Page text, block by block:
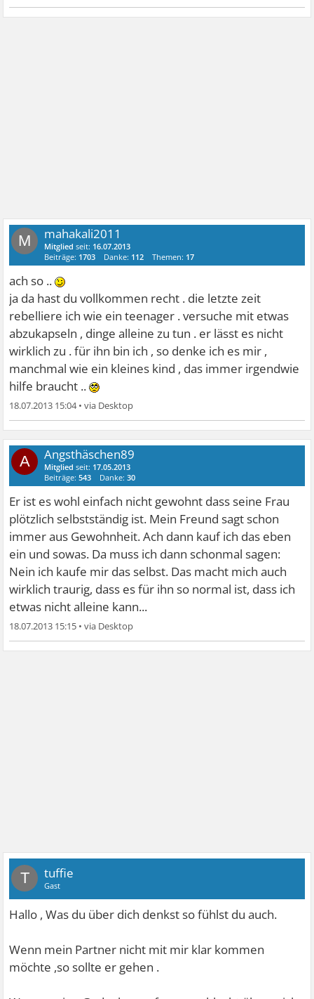
M mahakali2011
Mitglied seit: 16.07.2013
Beiträge: 1703 Danke: 112 Themen: 17
ach so ..
ja da hast du vollkommen recht . die letzte zeit
rebelliere ich wie ein teenager . versuche mit etwas
abzukapseln , dinge alleine zu tun . er lässt es nicht
wirklich zu . für ihn bin ich , so denke ich es mir ,
manchmal wie ein kleines kind , das immer irgendwie
hilfe braucht ..
18.07.2013 15:04•
A Angsthäschen89
Mitglied seit: 17.05.2013
Beiträge:543 Danke:30
Er ist es wohl einfach nicht gewohnt dass seine Frau
plötzlich selbstständig ist. Mein Freund sagt schon
immer aus Gewohnheit. Ach dann kauf ich das eben
ein und sowas. Da muss ich dann schonmal sagen:
Nein ich kaufe mir das selbst. Das macht mich auch
wirklich traurig, dass es für ihn so normal ist, dass ich
etwas nicht alleine kann...
18.07.2013 15:15 •
T tuffie
Gast
Hallo , Was du über dich denkst so fühlst du auch.
Wenn mein Partner nicht mit mir klar kommen
möchte ,so sollte er gehen .